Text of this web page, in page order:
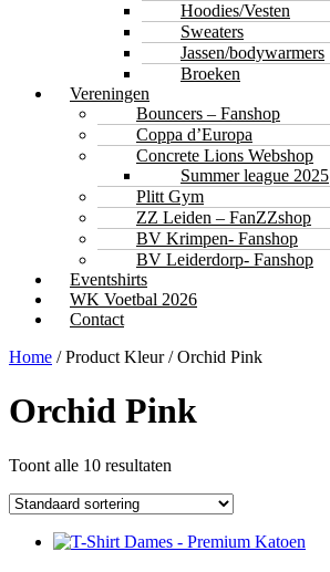
Hoodies/Vesten
Sweaters
Jassen/bodywarmers
Broeken
Vereningen
Bouncers – Fanshop
Coppa d’Europa
Concrete Lions Webshop
Summer league 2025
Plitt Gym
ZZ Leiden – FanZZshop
BV Krimpen- Fanshop
BV Leiderdorp- Fanshop
Eventshirts
WK Voetbal 2026
Contact
Home / Product Kleur / Orchid Pink
Orchid Pink
Toont alle 10 resultaten